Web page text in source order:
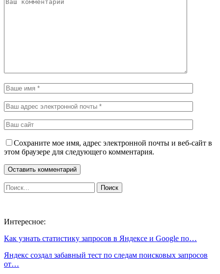
Сохраните мое имя, адрес электронной почты и веб-сайт в
этом браузере для следующего комментария.
Интересное:
Как узнать статистику запросов в Яндексе и Google по…
Яндекс создал забавный тест по следам поисковых запросов
от…